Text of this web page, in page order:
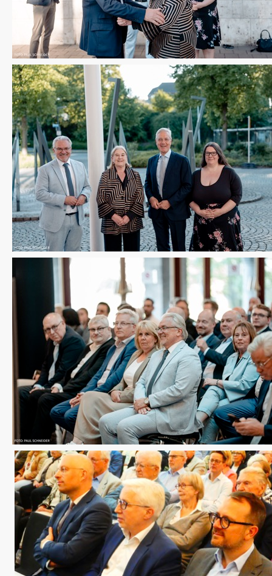
CDU Slider 06
CDU Slider 07
CDU Slider 08
CDU Slider 09
CDU Slider 10